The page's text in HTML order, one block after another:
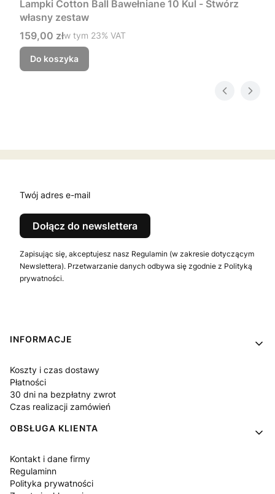
Lampki Cotton Ball Bawełniane 10 Kul - Stwórz
własny zestaw
Cena brutto
159,00 złw tym %s VAT
w tym 23% VAT
Do koszyka
Twój adres e-mail
Dołącz do newslettera
Zapisując się, akceptujesz nasz Regulamin (w zakresie dotyczącym
Newslettera). Przetwarzanie danych odbywa się zgodnie z Polityką
prywatności.
Linki w stopce
INFORMACJE
Koszty i czas dostawy
Płatności
30 dni na bezpłatny zwrot
Czas realizacji zamówień
OBSŁUGA KLIENTA
Kontakt i dane firmy
Regulaminn
Polityka prywatności